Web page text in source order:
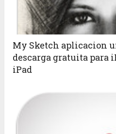
My Sketch aplicacion
descarga gratuita para
iPad